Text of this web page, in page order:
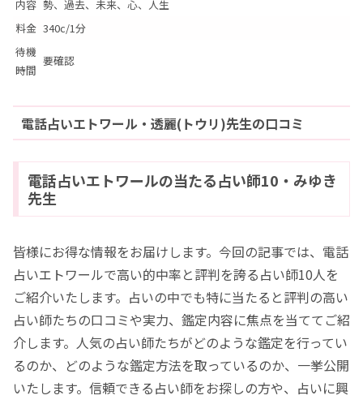
内容 勢、過去、未来、心、人生
料金 340c/1分
待機
時間
要確認
電話占いエトワール・透麗(トウリ)先生の口コミ
電話占いエトワールの当たる占い師10・みゆき
先生
皆様にお得な情報をお届けします。今回の記事では、電話
占いエトワールで高い的中率と評判を誇る占い師10人を
ご紹介いたします。占いの中でも特に当たると評判の高い
占い師たちの口コミや実力、鑑定内容に焦点を当ててご紹
介します。人気の占い師たちがどのような鑑定を行ってい
るのか、どのような鑑定方法を取っているのか、一挙公開
いたします。信頼できる占い師をお探しの方や、占いに興